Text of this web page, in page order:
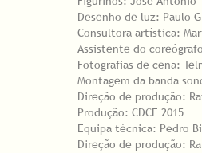
Desenho de luz: Paulo
Consultora artística:
Assistente do
Fotografias de cena:
Montagem da banda
Direção de produção:
Produção: CDCE 2015
Equipa técnica: Pedro
Direção de produção: